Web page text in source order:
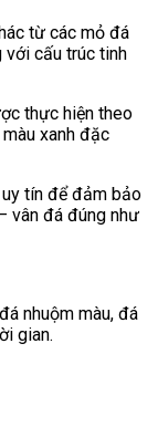
từ các mỏ đá
với cấu trúc tinh
thực hiện theo
xanh đặc
tín để đảm bảo
vân đá đúng như
nhuộm màu, đá
gian.